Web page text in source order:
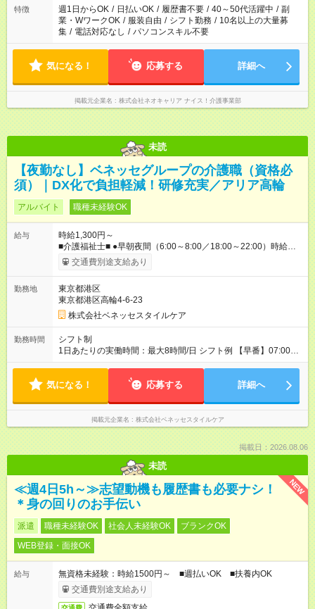
必要な場合も遠慮なくご相談ください。
特徴 週1日からOK / 日払いOK / 履歴書不要 / 40～50代活躍中 / 副
業・WワークOK / 服装自由 / シフト勤務 / 10名以上の大量募
集 / 電話対応なし / パソコンスキル不要
気になる！ 応募する 詳細へ
掲載元企業名 株式会社ネオキャリア ナイス！介護事業部
未読
【夜勤なし】ベネッセグループの介護職（資格必
須）｜DX化で負担軽減！研修充実／アリア高輪
アルバイト 職種未経験OK
給与
時給1,300円～
■介護福祉士■ ●早朝夜間（6:00～8:00／18:00～22:00）時給：
1500円～ ●日中帯（8:00～18:00）時給：1400円～ ■初任者研修
■ ●早朝夜間（6:00～8:00／18:00～22:00）時給：1400円～ ●日
なる場合、居住支援特別手当50～100円／時を支給 ※社内専門
資格を取得した場合は手当支給（1資格につき、60円／時）
【試用期間】試用期間なし
交通費別途支給あり
勤務地
東京都港区
東京都港区高輪4-6-23
株式会社ベネッセスタイルケア
勤務時間
シフト制
1日あたりの実働時間：最大8時間/日 シフト例 【早番】07:00～
16:00 【日勤】08:00～17:00／09:00～18:00 【遅番】11:00～
す。 詳細の勤務時間についてはお問合せください。 ※実働8時
気になる！ 応募する 詳細へ
掲載元企業名 株式会社ベネッセスタイルケア
掲載日：2026.08.06
未読
NEW
≪週4日5h～≫志望動機も履歴書も必要ナシ！
＊身の回りのお手伝い
派遣 職種未経験OK 社会人未経験OK
ブランクOK
WEB登録・面接OK
給与
無資格未経験：時給1500円～ ■週払いOK ■扶養内OK
交通費別途支給あり